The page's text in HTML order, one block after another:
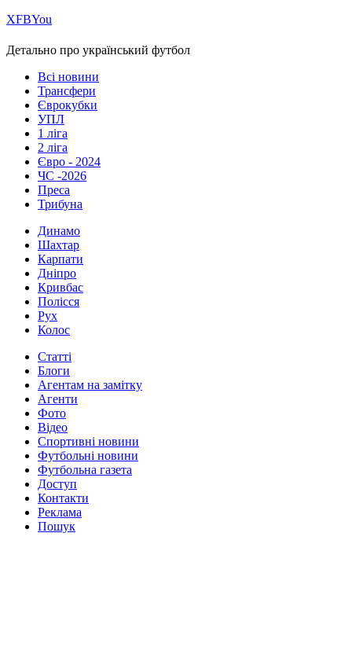
ХFBYou
Детально про український футбол
Всі новини
Трансфери
Єврокубки
УПЛ
1 ліга
2 ліга
Євро - 2024
ЧС -2026
Преса
Трибуна
Динамо
Шахтар
Карпати
Дніпро
Кривбас
Полісся
Рух
Колос
Статті
Блоги
Агентам на замітку
Агенти
Фото
Відео
Спортивні новини
Футбольні новини
Футбольна газета
Доступ
Контакти
Реклама
Пошук